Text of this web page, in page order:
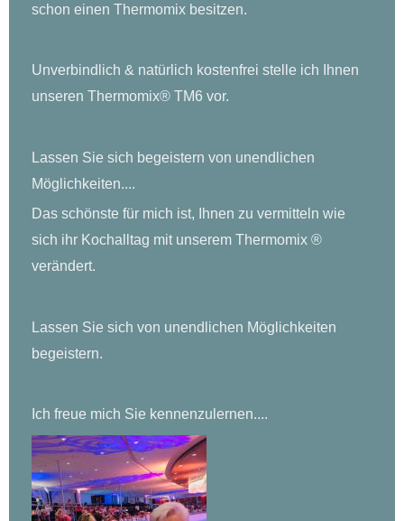
schon einen Thermomix besitzen.
Unverbindlich & natürlich kostenfrei stelle ich Ihnen
unseren Thermomix® TM6 vor.
Lassen Sie sich begeistern von unendlichen
Möglichkeiten....
Das schönste für mich ist, Ihnen zu vermitteln wie
sich ihr Kochalltag mit unserem Thermomix ®
verändert.
Lassen Sie sich von unendlichen Möglichkeiten
begeistern.
Ich freue mich Sie kennenzulernen....